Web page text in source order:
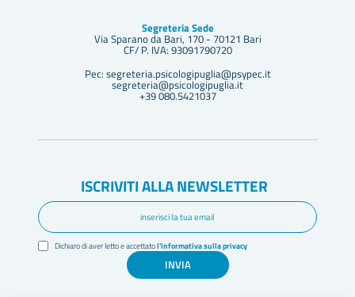
Segreteria Sede
Via Sparano da Bari, 170 - 70121 Bari
CF/ P. IVA: 93091790720
Pec: segreteria.psicologipuglia@psypec.it
segreteria@psicologipuglia.it
+39 080.5421037
ISCRIVITI ALLA NEWSLETTER
Dichiaro di aver letto e accettatol'informativa sulla privacy
INVIA